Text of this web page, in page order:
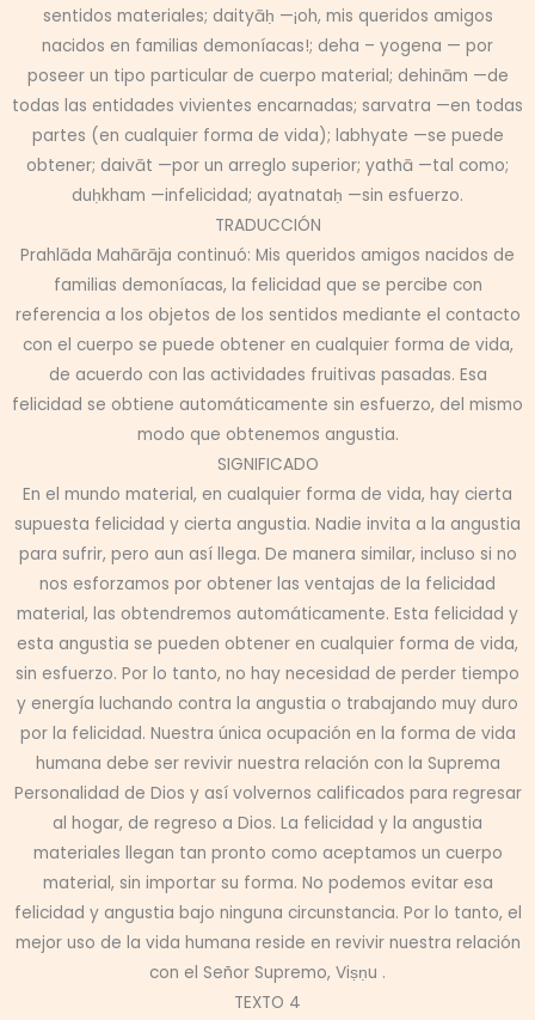
sentidos materiales; daityāḥ —¡oh, mis queridos amigos
nacidos en familias demoníacas!; deha – yogena — por
poseer un tipo particular de cuerpo material; dehinām —de
todas las entidades vivientes encarnadas; sarvatra —en todas
partes (en cualquier forma de vida); labhyate —se puede
obtener; daivāt —por un arreglo superior; yathā —tal como;
duḥkham —infelicidad; ayatnataḥ —sin esfuerzo.
TRADUCCIÓN
Prahlāda Mahārāja continuó: Mis queridos amigos nacidos de
familias demoníacas, la felicidad que se percibe con
referencia a los objetos de los sentidos mediante el contacto
con el cuerpo se puede obtener en cualquier forma de vida,
de acuerdo con las actividades fruitivas pasadas. Esa
felicidad se obtiene automáticamente sin esfuerzo, del mismo
modo que obtenemos angustia.
SIGNIFICADO
En el mundo material, en cualquier forma de vida, hay cierta
supuesta felicidad y cierta angustia. Nadie invita a la angustia
para sufrir, pero aun así llega. De manera similar, incluso si no
nos esforzamos por obtener las ventajas de la felicidad
material, las obtendremos automáticamente. Esta felicidad y
esta angustia se pueden obtener en cualquier forma de vida,
sin esfuerzo. Por lo tanto, no hay necesidad de perder tiempo
y energía luchando contra la angustia o trabajando muy duro
por la felicidad. Nuestra única ocupación en la forma de vida
humana debe ser revivir nuestra relación con la Suprema
Personalidad de Dios y así volvernos calificados para regresar
al hogar, de regreso a Dios. La felicidad y la angustia
materiales llegan tan pronto como aceptamos un cuerpo
material, sin importar su forma. No podemos evitar esa
felicidad y angustia bajo ninguna circunstancia. Por lo tanto, el
mejor uso de la vida humana reside en revivir nuestra relación
con el Señor Supremo, Viṣṇu .
TEXTO 4